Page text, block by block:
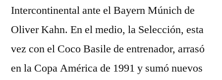
Intercontinental ante el Bayern Múnich de
Oliver Kahn. En el medio, la Selección, esta
vez con el Coco Basile de entrenador, arrasó
en la Copa América de 1991 y sumó nuevos